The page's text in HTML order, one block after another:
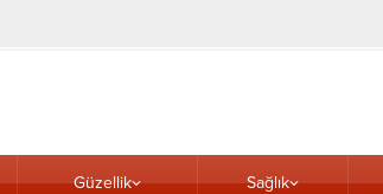
Güzellik Sağlık